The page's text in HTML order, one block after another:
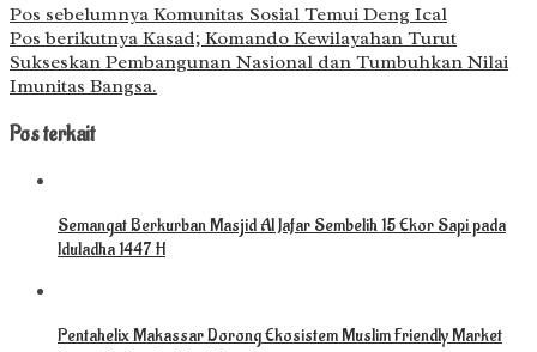
Pos sebelumnya Komunitas Sosial Temui Deng Ical
Pos berikutnya Kasad; Komando Kewilayahan Turut
Sukseskan Pembangunan Nasional dan Tumbuhkan Nilai
Imunitas Bangsa.
Pos terkait
Semangat Berkurban Masjid Al Jafar Sembelih 15 Ekor Sapi pada
Iduladha 1447 H
Pentahelix Makassar Dorong Ekosistem Muslim Friendly Market